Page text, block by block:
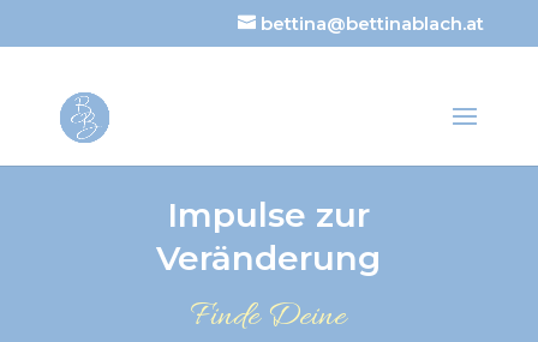
bettina@bettinablach.at
Impulse zur
Veränderung
Finde Deine